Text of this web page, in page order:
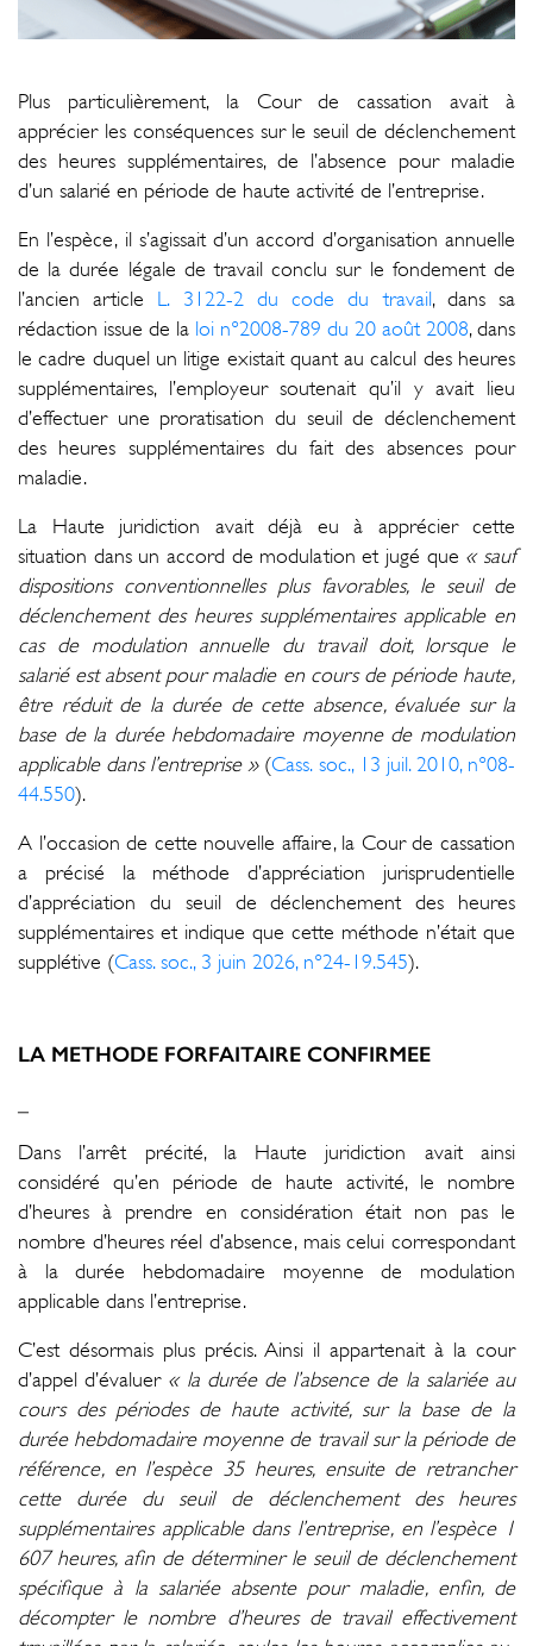
Plus particulièrement, la Cour de cassation avait à
apprécier les conséquences sur le seuil de déclenchement
des heures supplémentaires, de l’absence pour maladie
d’un salarié en période de haute activité de l’entreprise.
En l’espèce, il s’agissait d’un accord d’organisation annuelle
de la durée légale de travail conclu sur le fondement de
l’ancien article L. 3122-2 du code du travail, dans sa
rédaction issue de la loi n°2008-789 du 20 août 2008, dans
le cadre duquel un litige existait quant au calcul des heures
supplémentaires, l’employeur soutenait qu’il y avait lieu
d’effectuer une proratisation du seuil de déclenchement
des heures supplémentaires du fait des absences pour
maladie.
La Haute juridiction avait déjà eu à apprécier cette
situation dans un accord de modulation et jugé que « sauf
dispositions conventionnelles plus favorables, le seuil de
déclenchement des heures supplémentaires applicable en
cas de modulation annuelle du travail doit, lorsque le
salarié est absent pour maladie en cours de période haute,
être réduit de la durée de cette absence, évaluée sur la
base de la durée hebdomadaire moyenne de modulation
applicable dans l’entreprise »(Cass. soc., 13 juil. 2010, n°08-
44.550).
A l’occasion de cette nouvelle affaire, la Cour de cassation
a précisé la méthode d’appréciation jurisprudentielle
d’appréciation du seuil de déclenchement des heures
supplémentaires et indique que cette méthode n’était que
supplétive (Cass. soc., 3 juin 2026, n°24-19.545).
LA METHODE FORFAITAIRE CONFIRMEE
Dans l’arrêt précité, la Haute juridiction avait ainsi
considéré qu’en période de haute activité, le nombre
d’heures à prendre en considération était non pas le
nombre d’heures réel d’absence, mais celui correspondant
à la durée hebdomadaire moyenne de modulation
applicable dans l’entreprise.
C’est désormais plus précis. Ainsi il appartenait à la cour
d’appel d’évaluer « la durée de l’absence de la salariée au
cours des périodes de haute activité, sur la base de la
durée hebdomadaire moyenne de travail sur la période de
référence, en l’espèce 35 heures, ensuite de retrancher
cette durée du seuil de déclenchement des heures
supplémentaires applicable dans l’entreprise, en l’espèce 1
607 heures, afin de déterminer le seuil de déclenchement
spécifique à la salariée absente pour maladie, enfin, de
décompter le nombre d’heures de travail effectivement